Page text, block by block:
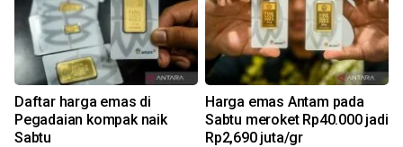
Daftar harga emas di
Pegadaian kompak naik
Sabtu
Harga emas Antam pada
Sabtu meroket Rp40.000 jadi
Rp2,690 juta/gr